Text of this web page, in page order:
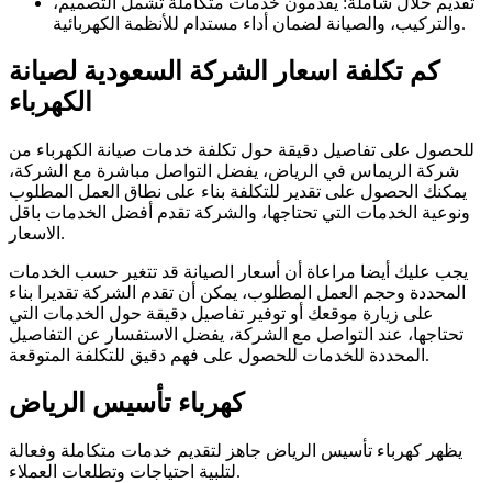
والتركيب، والصيانة لضمان أداء مستدام للأنظمة الكهربائية.
كم تكلفة اسعار الشركة السعودية لصيانة
الكهرباء
للحصول على تفاصيل دقيقة حول تكلفة خدمات صيانة الكهرباء من
شركة الريماس في الرياض، يفضل التواصل مباشرة مع الشركة،
يمكنك الحصول على تقدير للتكلفة بناء على نطاق العمل المطلوب
ونوعية الخدمات التي تحتاجها، والشركة تقدم أفضل الخدمات باقل
الاسعار.
يجب عليك أيضا مراعاة أن أسعار الصيانة قد تتغير حسب الخدمات
المحددة وحجم العمل المطلوب، يمكن أن تقدم الشركة تقديرا بناء
على زيارة موقعك أو توفير تفاصيل دقيقة حول الخدمات التي
تحتاجها، عند التواصل مع الشركة، يفضل الاستفسار عن التفاصيل
المحددة للخدمات للحصول على فهم دقيق للتكلفة المتوقعة.
كهرباء تأسيس الرياض
يظهر كهرباء تأسيس الرياض جاهز لتقديم خدمات متكاملة وفعالة
لتلبية احتياجات وتطلعات العملاء.